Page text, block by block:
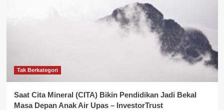
Tak Berkategori
Saat Cita Mineral (CITA) Bikin Pendidikan Jadi Bekal
Masa Depan Anak Air Upas – InvestorTrust